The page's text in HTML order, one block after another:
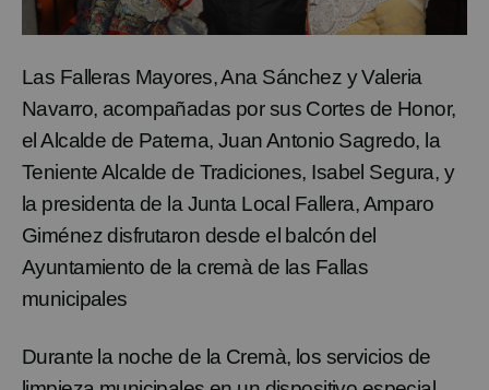
Las Falleras Mayores,Ana Sánchez y Valeria
Navarro, acompañadas porsus Cortes de Honor,
el Alcalde de Paterna, Juan Antonio Sagredo, la
Teniente Alcalde de Tradiciones, Isabel Segura, y
la presidenta de la Junta Local Fallera, Amparo
Giménezdisfrutaron desde el balcón del
Ayuntamiento de la cremàde las Fallas
municipales
Durante la noche de la Cremà, los servicios de